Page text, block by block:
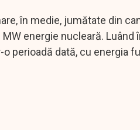
în medie, jumătate din
energie nucleară.
perioadă dată, cu energia